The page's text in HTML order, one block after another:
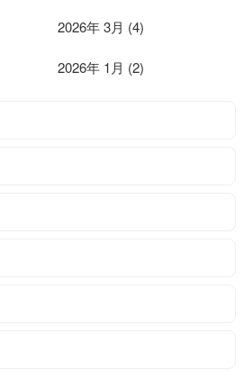
2026年 3月 (4)
2026年 1月 (2)